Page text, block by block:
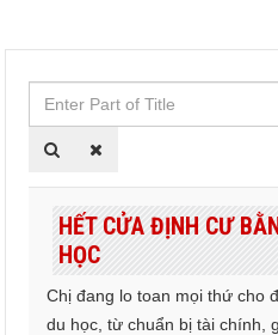
Enter
Part
of
HẾT CỬA ĐỊNH CƯ
HỌC
Chị đang lo toan mọi thứ cho
du học, từ chuẩn bị tài chính,